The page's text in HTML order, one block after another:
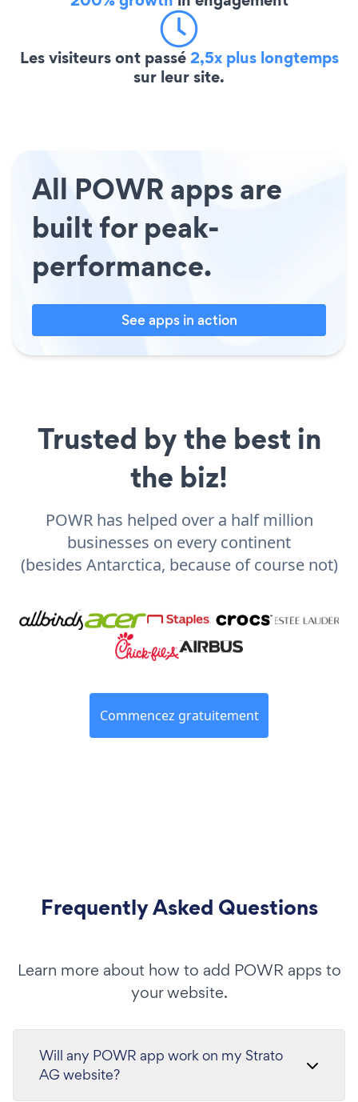
Les visiteurs ont passé2,5x plus longtemps
sur leur site.
All POWR apps are
built for peak-
performance.
See apps in action
Trusted by the best in
the biz!
POWR has helped over a half million
businesses on every continent
(besides Antarctica, because of course not)
Commencez gratuitement
Frequently Asked Questions
Learn more about how to add POWR apps to
your website.
Will any POWR app work on my Strato
AG website?